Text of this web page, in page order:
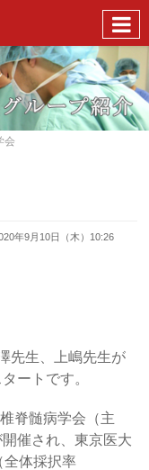
会
年9月10日（木）10:26
先生、上嶋先生が
ートです。
脊髄病学会（主
催され、東京医大
全体採択率